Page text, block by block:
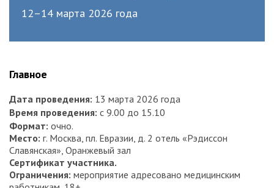
12–14 марта 2026 года
Главное
Дата проведения: 13 марта 2026 года
Время проведения: с 9.00 до 15.10
Формат: очно.
Место: г. Москва, пл. Евразии, д. 2 отель «Рэдиссон
Славянская», Оранжевый зал
Сертификат участника.
Ограничения: мероприятие адресовано медицинским